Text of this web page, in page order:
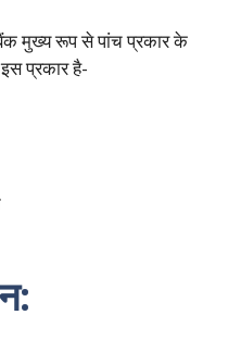
मुख्य रूप से पांच प्रकार के
प्रकार है-